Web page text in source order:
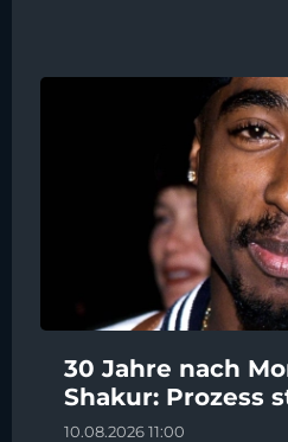
30 Jahre nach
Shakur: Prozess
10.08.2026 11:00